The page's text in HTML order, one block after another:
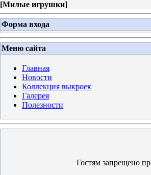
[Милые игрушки]
Форма входа
Меню сайта
Главная
Новости
Коллекция выкроек
Галерея
Полезности
Гостям запрещено